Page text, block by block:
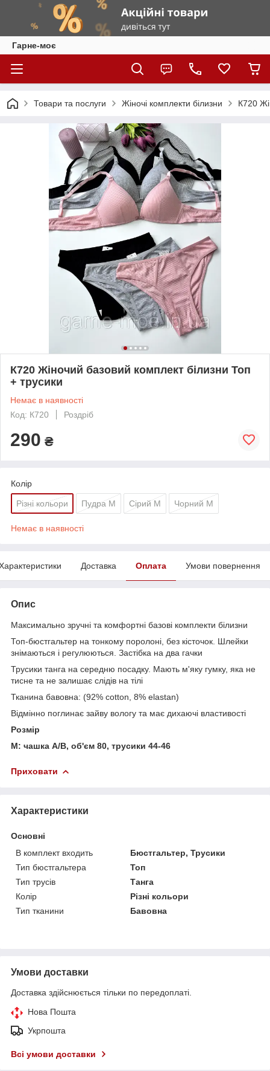
Гарне-моє
Товари та послуги Жіночі комплекти білизни К720
К720 Жіночий базовий комплект білизни Топ
+ трусики
Немає в наявності
Код: К720
Роздріб
290 ₴
Колір
Різні кольори Пудра М Сірий М Чорний М
Немає в наявності
Доставка Оплата Умови повернення
Опис
Максимально зручні та комфортні базові комплекти білизни
Топ-бюстгальтер на тонкому поролоні, без кісточок. Шлейки
знімаються і регулюються. Застібка на два гачки
Трусики танга на середню посадку. Мають м'яку гумку, яка не
тисне та не залишає слідів на тілі
Тканина бавовна: (92% cotton, 8% elastan)
Відмінно поглинає зайву вологу та має дихаючі властивості
Розмір
М: чашка А/В, об'єм 80, трусики 44-46
Приховати
Характеристики
Основні
В комплект входить
Бюстгальтер, Трусики
Тип бюстгальтера
Топ
Тип трусів
Танга
Колір
Різні кольори
Тип тканини
Бавовна
Умови доставки
Доставка здійснюється тільки по передоплаті.
Нова Пошта
Укрпошта
Всі умови доставки